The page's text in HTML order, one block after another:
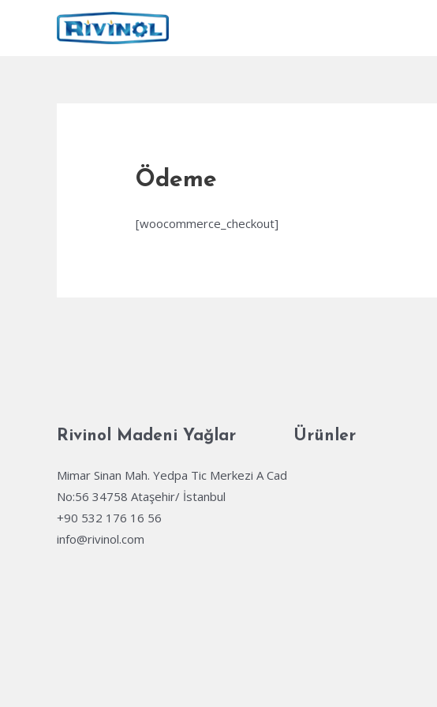
Ödeme
[woocommerce_checkout]
Rivinol Madeni Yağlar
Mimar Sinan Mah. Yedpa Tic Merkezi A Cad
No:56 34758 Ataşehir/ İstanbul
+90 532 176 16 56
info@rivinol.com
Ürünler